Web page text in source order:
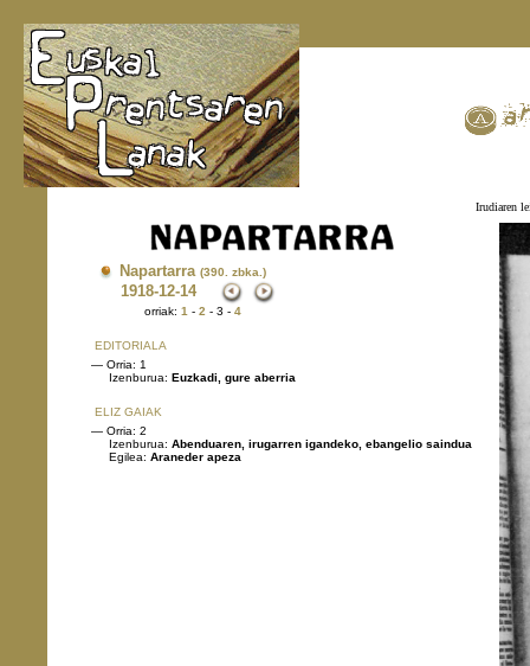
Irudiaren
Napartarra (390. zbka.)
1918-12-14
orriak: 1 - 2 - 3 - 4
EDITORIALA
— Orria: 1
Izenburua: Euzkadi, gure aberria
ELIZ GAIAK
— Orria: 2
Izenburua: Abenduaren, irugarren igandeko, ebangelio saindua
Egilea: Araneder apeza